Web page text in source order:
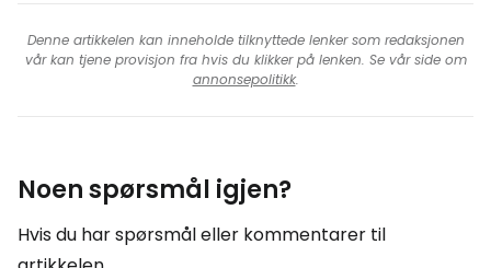
Denne artikkelen kan inneholde tilknyttede lenker som redaksjonen
vår kan tjene provisjon fra hvis du klikker på lenken. Se vår side om
annonsepolitikk.
Noen spørsmål igjen?
Hvis du har spørsmål eller kommentarer til